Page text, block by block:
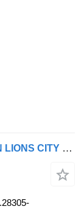
Maestronic 14543-67 monitor voor MAN LIONS CITY (01.04-) bus